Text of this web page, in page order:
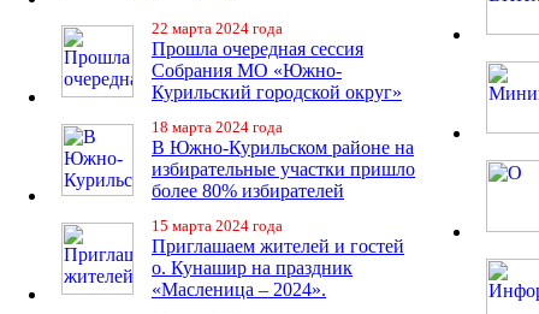
22 марта 2024 года
Прошла очередная сессия
Собрания МО «Южно-
Курильский городской округ»
18 марта 2024 года
В Южно-Курильском районе на
избирательные участки пришло
более 80% избирателей
15 марта 2024 года
Приглашаем жителей и гостей
о. Кунашир на праздник
«Масленица – 2024».